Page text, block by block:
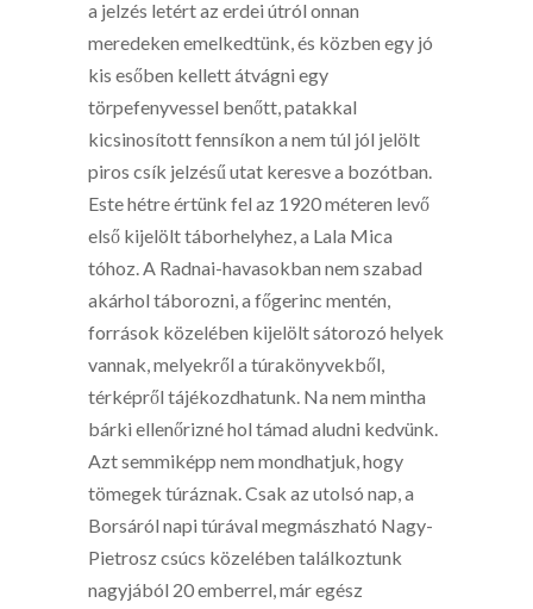
a jelzés letért az erdei útról onnan
meredeken emelkedtünk, és közben egy jó
kis esőben kellett átvágni egy
törpefenyvessel benőtt, patakkal
kicsinosított fennsíkon a nem túl jól jelölt
piros csík jelzésű utat keresve a bozótban.
Este hétre értünk fel az 1920 méteren levő
első kijelölt táborhelyhez, a Lala Mica
tóhoz. A Radnai-havasokban nem szabad
akárhol táborozni, a főgerinc mentén,
források közelében kijelölt sátorozó helyek
vannak, melyekről a túrakönyvekből,
térképről tájékozdhatunk. Na nem mintha
bárki ellenőrizné hol támad aludni kedvünk.
Azt semmiképp nem mondhatjuk, hogy
tömegek túráznak. Csak az utolsó nap, a
Borsáról napi túrával megmászható Nagy-
Pietrosz csúcs közelében találkoztunk
nagyjából 20 emberrel, már egész